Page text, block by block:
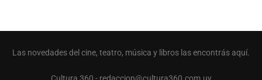
Las novedades del cine, teatro, música y libros las encontrás aquí.
Cultura 360 - redaccion@cultura360.com.uy